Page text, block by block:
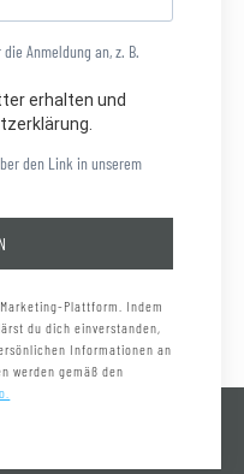
Anmeldung an, z. B.
erhalten und
den Link in unserem
Plattform. Indem
du dich einverstanden,
Informationen an
werden gemäß den